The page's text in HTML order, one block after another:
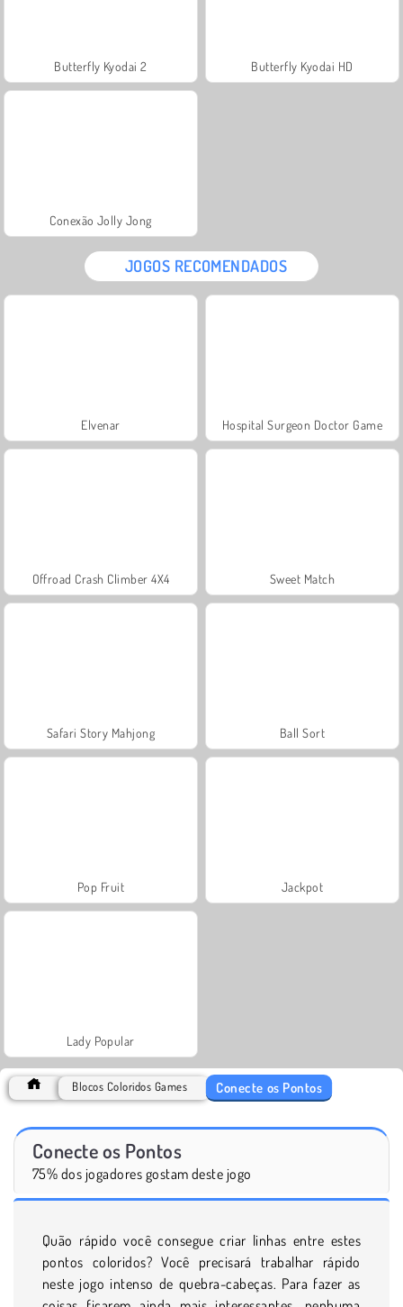
Butterfly Kyodai 2 Butterfly Kyodai HD
Conexão Jolly Jong
JOGOS RECOMENDADOS
Elvenar Hospital Surgeon Doctor Game
Offroad Crash Climber 4X4 Sweet Match
Safari Story Mahjong Ball Sort
Pop Fruit Jackpot
Lady Popular
Blocos Coloridos Games Conecte os Pontos
Conecte os Pontos
75% dos jogadores gostam deste jogo
Quão rápido você consegue criar linhas entre estes
pontos coloridos? Você precisará trabalhar rápido
neste jogo intenso de quebra-cabeças. Para fazer as